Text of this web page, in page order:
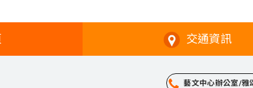
交通資訊
藝文中心辦公室/雅